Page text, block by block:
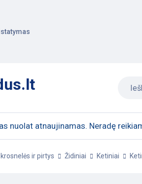
nuolat atnaujinamas. Neradę
ir pirtys Židiniai Ketiniai